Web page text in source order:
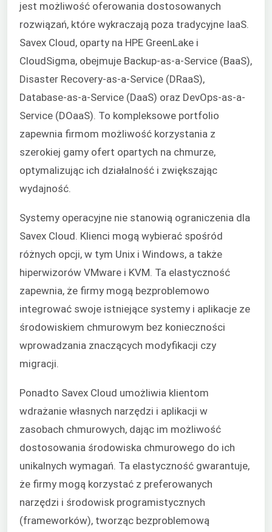
jest możliwość oferowania dostosowanych
rozwiązań, które wykraczają poza tradycyjne IaaS.
Savex Cloud, oparty na HPE GreenLake i
CloudSigma, obejmuje Backup-as-a-Service (BaaS),
Disaster Recovery-as-a-Service (DRaaS),
Database-as-a-Service (DaaS) oraz DevOps-as-a-
Service (DOaaS). To kompleksowe portfolio
zapewnia firmom możliwość korzystania z
szerokiej gamy ofert opartych na chmurze,
optymalizując ich działalność i zwiększając
wydajność.
Systemy operacyjne nie stanowią ograniczenia dla
Savex Cloud. Klienci mogą wybierać spośród
różnych opcji, w tym Unix i Windows, a także
hiperwizorów VMware i KVM. Ta elastyczność
zapewnia, że firmy mogą bezproblemowo
integrować swoje istniejące systemy i aplikacje ze
środowiskiem chmurowym bez konieczności
wprowadzania znaczących modyfikacji czy
migracji.
Ponadto Savex Cloud umożliwia klientom
wdrażanie własnych narzędzi i aplikacji w
zasobach chmurowych, dając im możliwość
dostosowania środowiska chmurowego do ich
unikalnych wymagań. Ta elastyczność gwarantuje,
że firmy mogą korzystać z preferowanych
narzędzi i środowisk programistycznych
(frameworków), tworząc bezproblemową